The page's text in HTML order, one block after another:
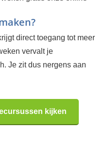
direct toegang tot meer
vervalt je
Je zit dus nergens aan
kijken